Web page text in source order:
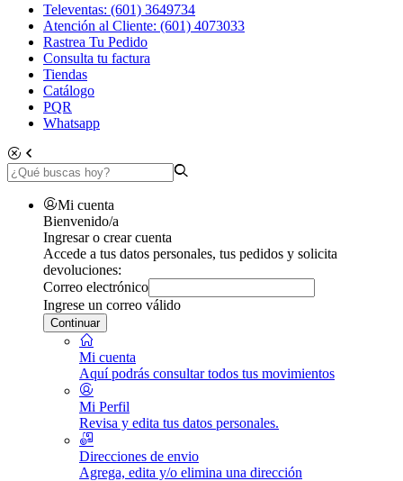
Televentas: (601) 3649734
Atención al Cliente: (601) 4073033
Rastrea Tu Pedido
Consulta tu factura
Tiendas
Catálogo
PQR
Whatsapp
Mi cuenta
Bienvenido/a
Ingresar o crear cuenta
Accede a tus datos personales, tus pedidos y solicita
devoluciones:
Correo electrónico
Ingrese un correo válido
Continuar
Mi cuenta
Aquí podrás consultar todos tus movimientos
Mi Perfil
Revisa y edita tus datos personales.
Direcciones de envio
Agrega, edita y/o elimina una dirección